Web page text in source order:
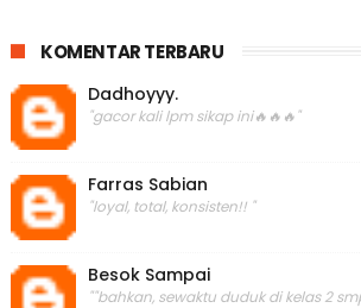
KOMENTAR TERBARU
Dadhoyyy.
"gacor kali lpm sikap ini🔥🔥🔥"
Farras Sabian
"loyal, total, konsisten!! "
Besok Sampai
""bahkan, sewaktu duduk di kelas 2